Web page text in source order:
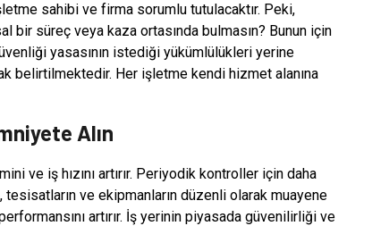
sahibi ve firma sorumlu tutulacaktır. Peki,
bir süreç veya kaza ortasında bulmasın? Bunun için
yasasının istediği yükümlülükleri yerine
belirtilmektedir. Her işletme kendi hizmet alanına
Alın
ve iş hızını artırır. Periyodik kontroller için daha
ve ekipmanların düzenli olarak muayene
artırır. İş yerinin piyasada güvenilirliği ve